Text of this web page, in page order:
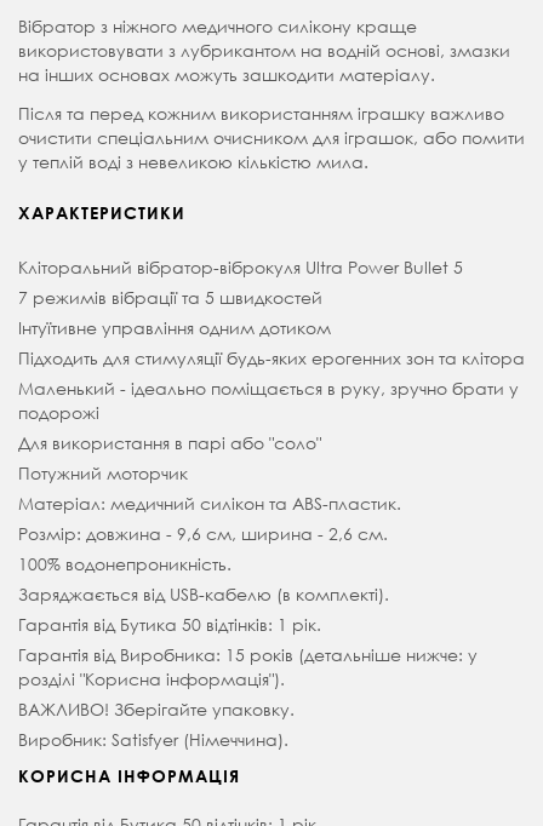
Вібратор з ніжного медичного силікону краще
використовувати з лубрикантом на водній основі, змазки
на інших основах можуть зашкодити матеріалу.
Після та перед кожним використанням іграшку важливо
очистити спеціальним очисником для іграшок, або помити
у теплій воді з невеликою кількістю мила.
ХАРАКТЕРИСТИКИ
Кліторальний вібратор-віброкуля Ultra Power Bullet 5
7 режимів вібрації та 5 швидкостей
Інтуїтивне управління одним дотиком
Підходить для стимуляції будь-яких ерогенних зон та клітора
Маленький - ідеально поміщається в руку, зручно брати у
подорожі
Для використання в парі або "соло"
Потужний моторчик
Матеріал: медичний силікон та ABS-пластик.
Розмір: довжина - 9,6 см, ширина - 2,6 см.
100% водонепроникність.
Заряджається від USB-кабелю (в комплекті).
Гарантія від Бутика 50 відтінків: 1 рік.
Гарантія від Виробника: 15 років (детальніше нижче: у
розділі "Корисна інформація").
ВАЖЛИВО! Зберігайте упаковку.
Виробник: Satisfyer (Німеччина).
КОРИСНА ІНФОРМАЦІЯ